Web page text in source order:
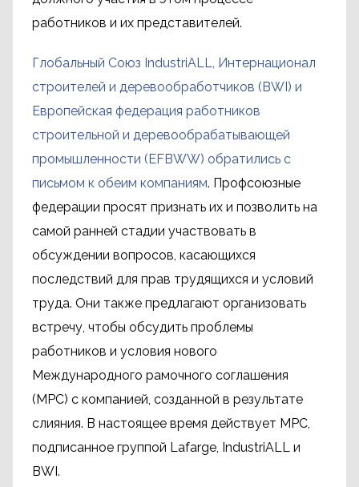
работников и их представителей.
Глобальный Союз IndustriALL, Интернационал
строителей и деревообработчиков (BWI) и
Европейская федерация работников
строительной и деревообрабатывающей
промышленности (EFBWW) обратились с
письмом к обеим компаниям. Профсоюзные
федерации просят признать их и позволить на
самой ранней стадии участвовать в
обсуждении вопросов, касающихся
последствий для прав трудящихся и условий
труда. Они также предлагают организовать
встречу, чтобы обсудить проблемы
работников и условия нового
Международного рамочного соглашения
(МРС) с компанией, созданной в результате
слияния. В настоящее время действует МРС,
подписанное группой Lafarge, IndustriALL и
BWI.